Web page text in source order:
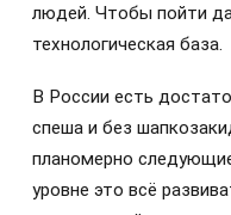
людей. Чтобы пойти
технологическая база.
В России есть
спеша и без
планомерно
уровне это всё